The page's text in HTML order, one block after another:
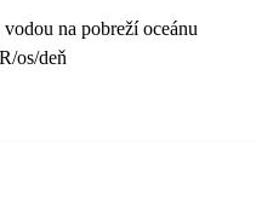
na pobreží oceánu
os/deň